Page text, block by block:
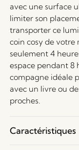
avec une surface
limiter son
transporter ce
coin cosy de votre
seulement 4
espace pendant 8
compagne idéale
avec un livre ou
proches.
Caractéristiques